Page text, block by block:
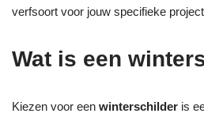
verfsoort voor jouw specifieke
Wat is een
Kiezen voor een winterschilder is